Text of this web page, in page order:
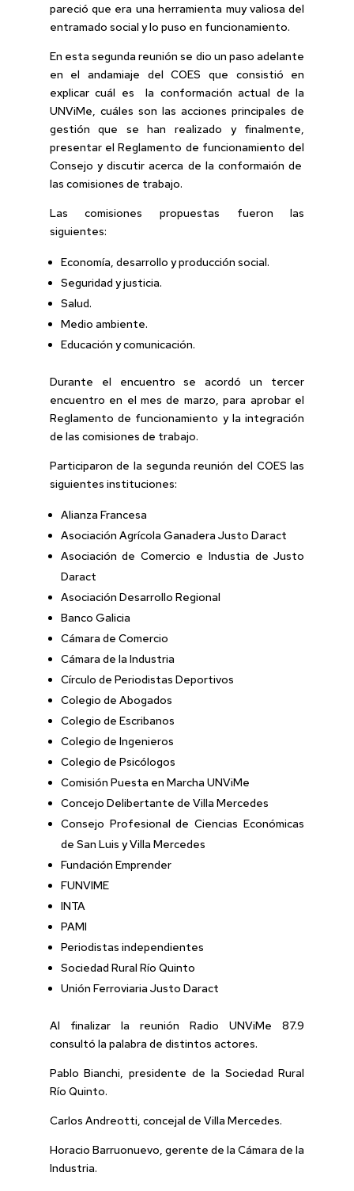
pareció que era una herramienta muy valiosa del
entramado social y lo puso en funcionamiento.
En esta segunda reunión se dio un paso adelante
en el andamiaje del COES que consistió en
explicar cuál es la conformación actual de la
UNViMe, cuáles son las acciones principales de
gestión que se han realizado y finalmente,
presentar el Reglamento de funcionamiento del
Consejo y discutir acerca de la conformaión de
las comisiones de trabajo.
Las comisiones propuestas fueron las
siguientes:
Economía, desarrollo y producción social.
Seguridad y justicia.
Salud.
Medio ambiente.
Educación y comunicación.
Durante el encuentro se acordó un tercer
encuentro en el mes de marzo, para aprobar el
Reglamento de funcionamiento y la integración
de las comisiones de trabajo.
Participaron de la segunda reunión del COES las
siguientes instituciones:
Alianza Francesa
Asociación Agrícola Ganadera Justo Daract
Asociación de Comercio e Industia de Justo
Daract
Asociación Desarrollo Regional
Banco Galicia
Cámara de Comercio
Cámara de la Industria
Círculo de Periodistas Deportivos
Colegio de Abogados
Colegio de Escribanos
Colegio de Ingenieros
Colegio de Psicólogos
Comisión Puesta en Marcha UNViMe
Concejo Delibertante de Villa Mercedes
Consejo Profesional de Ciencias Económicas
de San Luis y Villa Mercedes
Fundación Emprender
FUNVIME
INTA
PAMI
Periodistas independientes
Sociedad Rural Río Quinto
Unión Ferroviaria Justo Daract
Al finalizar la reunión Radio UNViMe 87.9
consultó la palabra de distintos actores.
Pablo Bianchi, presidente de la Sociedad Rural
Río Quinto.
Carlos Andreotti, concejal de Villa Mercedes.
Horacio Barruonuevo, gerente de la Cámara de la
Industria.